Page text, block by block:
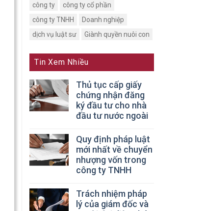
công ty
công ty cổ phần
công ty TNHH
Doanh nghiệp
dịch vụ luật sư
Giành quyền nuôi con
Tin Xem Nhiều
Thủ tục cấp giấy
chứng nhận đăng
ký đầu tư cho nhà
đầu tư nước ngoài
Quy định pháp luật
mới nhất về chuyển
nhượng vốn trong
công ty TNHH
Trách nhiệm pháp
lý của giám đốc và